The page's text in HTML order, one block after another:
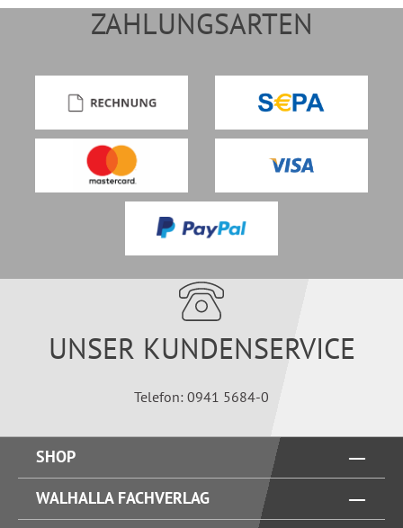
ZAHLUNGSARTEN
UNSER KUNDENSERVICE
Telefon: 0941 5684-0
SHOP
WALHALLA FACHVERLAG